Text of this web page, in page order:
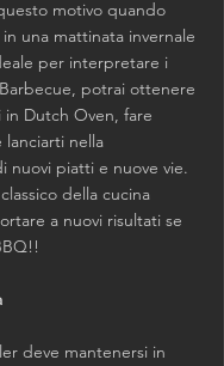
motivo quando
una mattinata invernale
per interpretare i
potrai ottenere
in Dutch Oven, fare
lanciarti nella
nuovi piatti e nuove vie.
della cucina
a nuovi risultati se
deve mantenersi in